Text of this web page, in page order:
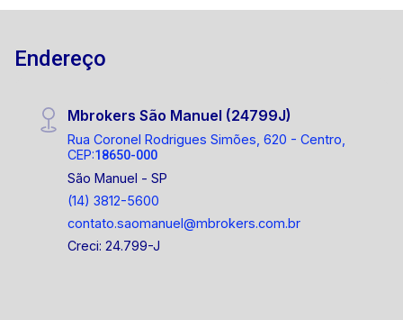
Endereço
Mbrokers São Manuel (24799J)
Rua Coronel Rodrigues Simões, 620 - Centro,
CEP:18650-000
São Manuel - SP
(14) 3812-5600
contato.saomanuel@mbrokers.com.br
Creci: 24.799-J